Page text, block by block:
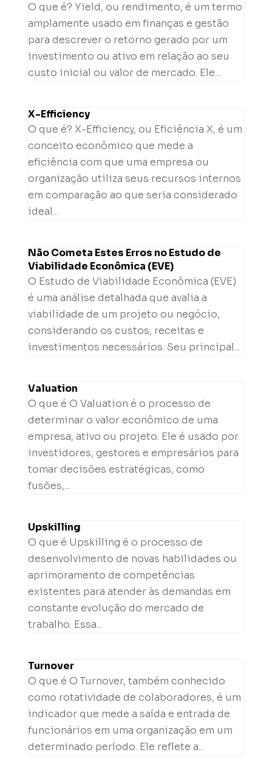
O que é? Yield, ou rendimento, é um termo
amplamente usado em finanças e gestão
para descrever o retorno gerado por um
investimento ou ativo em relação ao seu
custo inicial ou valor de mercado. Ele...
X-Efficiency
O que é? X-Efficiency, ou Eficiência X, é um
conceito econômico que mede a
eficiência com que uma empresa ou
organização utiliza seus recursos internos
em comparação ao que seria considerado
ideal...
Não Cometa Estes Erros no Estudo de
Viabilidade Econômica (EVE)
O Estudo de Viabilidade Econômica (EVE)
é uma análise detalhada que avalia a
viabilidade de um projeto ou negócio,
considerando os custos, receitas e
investimentos necessários. Seu principal...
Valuation
O que é O Valuation é o processo de
determinar o valor econômico de uma
empresa, ativo ou projeto. Ele é usado por
investidores, gestores e empresários para
tomar decisões estratégicas, como
fusões,...
Upskilling
O que é Upskilling é o processo de
desenvolvimento de novas habilidades ou
aprimoramento de competências
existentes para atender às demandas em
constante evolução do mercado de
trabalho. Essa...
Turnover
O que é O Turnover, também conhecido
como rotatividade de colaboradores, é um
indicador que mede a saída e entrada de
funcionários em uma organização em um
determinado período. Ele reflete a...